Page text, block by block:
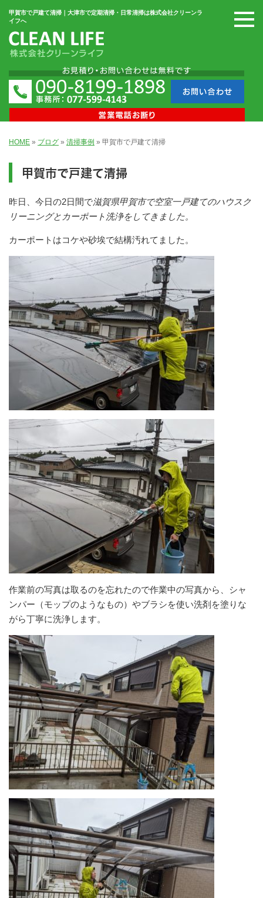
甲賀市で戸建て清掃｜大津市で定期清掃・日常清掃は株式会社クリーンラ
イフへ
HOME » ブログ » 清掃事例 » 甲賀市で戸建て清掃
甲賀市で戸建て清掃
昨日、今日の2日間で滋賀県甲賀市で空室一戸建てのハウスク
リーニングとカーポート洗浄をしてきました。
カーポートはコケや砂埃で結構汚れてました。
作業前の写真は取るのを忘れたので作業中の写真から、シャ
ンパー（モップのようなもの）やブラシを使い洗剤を塗りな
がら丁寧に洗浄します。